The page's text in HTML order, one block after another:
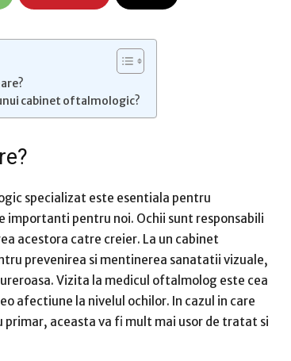
comunicate
cabinet oftalmologic?
specializat este esentiala pentru
pentru noi. Ochii sunt responsabili
acestora catre creier. La un cabinet
prevenirea si mentinerea sanatatii vizuale,
Vizita la medicul oftalmolog este cea
afectiune la nivelul ochilor. In cazul in care
aceasta va fi mult mai usor de tratat si